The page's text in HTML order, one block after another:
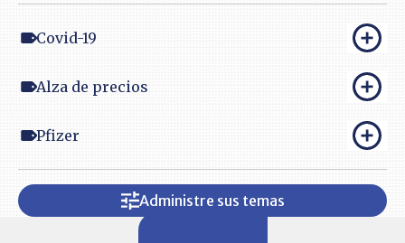
Covid-19
Alza de precios
Pfizer
Administre sus temas